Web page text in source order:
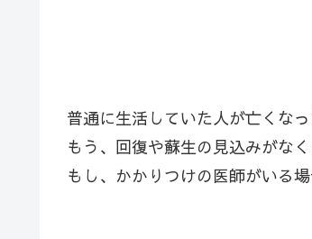
普通に生活していた人が亡くな
もう、回復や蘇生の見込みがな
もし、かかりつけの医師がいる